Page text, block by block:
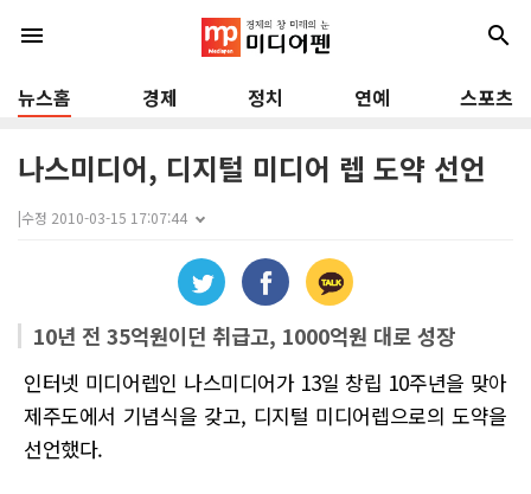
menu search
뉴스홈 경제 정치 연예 스포츠
나스미디어, 디지털 미디어 렙 도약 선언
|수정 2010-03-15 17:07:44
10년 전 35억원이던 취급고, 1000억원 대로 성장
인터넷 미디어렙인 나스미디어가 13일 창립 10주년을 맞아
제주도에서 기념식을 갖고, 디지털 미디어렙으로의 도약을
선언했다.